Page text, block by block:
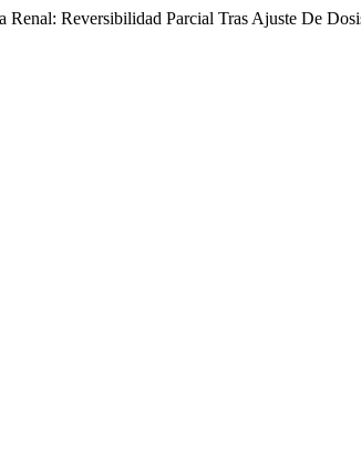
Reversibilidad Parcial Tras Ajuste De